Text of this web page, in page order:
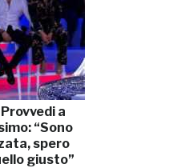
a
“Sono
spero
giusto”